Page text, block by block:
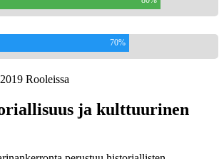
70%
ja kulttuurinen